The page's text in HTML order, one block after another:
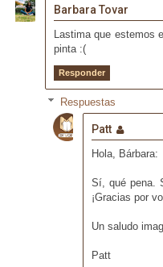
Barbara Tovar
Lastima que estemos
pinta :(
Responder
Respuestas
Patt
Hola, Bárbara:
Sí, qué pena.
¡Gracias por
Un saludo
Patt